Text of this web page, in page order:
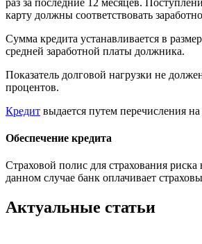
карту должны соответствовать
Сумма кредита устанавливается в
средней заработной платы должника.
Показатель долговой нагрузки не
процентов.
Кредит выдается путем перечисления на
Обеспечение кредита
Страховой полис для страхования риска
данном случае банк оплачивает
Актуальные статьи